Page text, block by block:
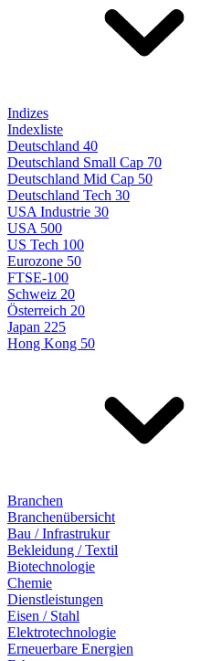
Indizes
Indexliste
Deutschland 40
Deutschland Small Cap 70
Deutschland Mid Cap 50
Deutschland Tech 30
USA Industrie 30
USA 500
US Tech 100
Eurozone 50
FTSE-100
Schweiz 20
Österreich 20
Japan 225
Hong Kong 50
Branchen
Branchenübersicht
Bau / Infrastrukur
Bekleidung / Textil
Biotechnologie
Chemie
Dienstleistungen
Eisen / Stahl
Elektrotechnologie
Erneuerbare Energien